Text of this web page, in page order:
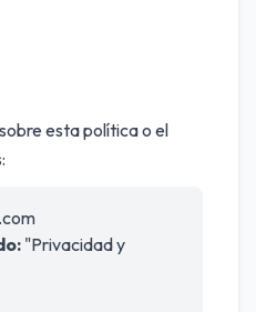
esta política o el
"Privacidad y